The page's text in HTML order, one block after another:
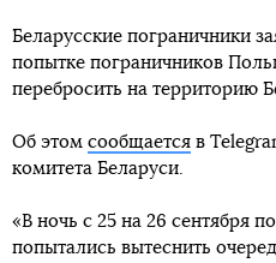
Беларусские пограничники
попытке пограничников
перебросить на территорию
Об этом сообщается в
комитета Беларуси.
«В ночь с 25 на 26 сентября
попытались вытеснить